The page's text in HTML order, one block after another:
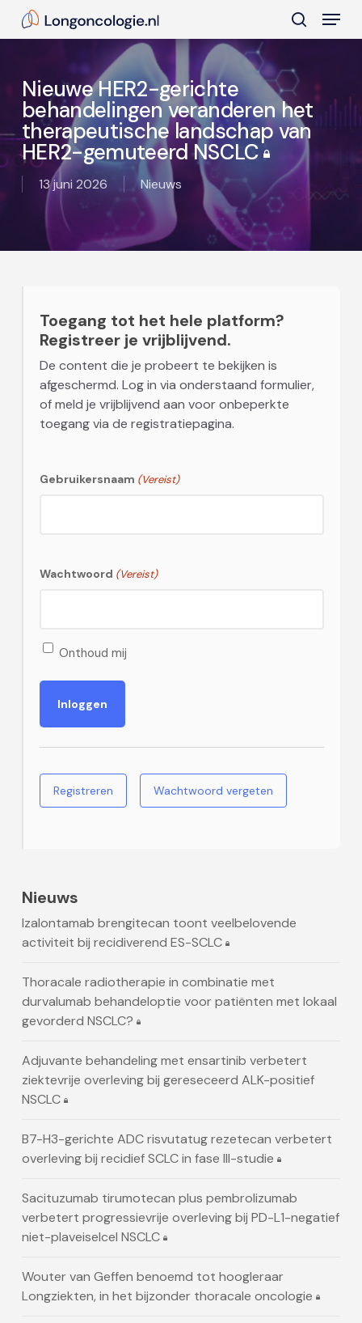
search
Menu
Nieuwe HER2-gerichte
behandelingen veranderen het
therapeutische landschap van
HER2-gemuteerd NSCLC
13 juni 2026 Nieuws
Toegang tot het hele platform?
Registreer je vrijblijvend.
De content die je probeert te bekijken is
afgeschermd. Log in via onderstaand formulier,
of meld je vrijblijvend aan voor onbeperkte
toegang via de registratiepagina.
Gebruikersnaam (Vereist)
Wachtwoord (Vereist)
Onthoud mij
Registreren Wachtwoord vergeten
Nieuws
Izalontamab brengitecan toont veelbelovende
activiteit bij recidiverend ES-SCLC
Thoracale radiotherapie in combinatie met
durvalumab behandeloptie voor patiënten met lokaal
gevorderd NSCLC?
Adjuvante behandeling met ensartinib verbetert
ziektevrije overleving bij gereseceerd ALK-positief
NSCLC
B7-H3-gerichte ADC risvutatug rezetecan verbetert
overleving bij recidief SCLC in fase III-studie
Sacituzumab tirumotecan plus pembrolizumab
verbetert progressievrije overleving bij PD-L1-negatief
niet-plaveiselcel NSCLC
Wouter van Geffen benoemd tot hoogleraar
Longziekten, in het bijzonder thoracale oncologie